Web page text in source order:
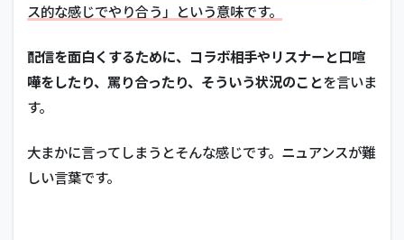
ス的な感じでやり合う」という意味です。
配信を面白くするために、コラボ相手やリスナーと口喧
嘩をしたり、罵り合ったり、そういう状況のことを言いま
す。
大まかに言ってしまうとそんな感じです。ニュアンスが難
しい言葉です。